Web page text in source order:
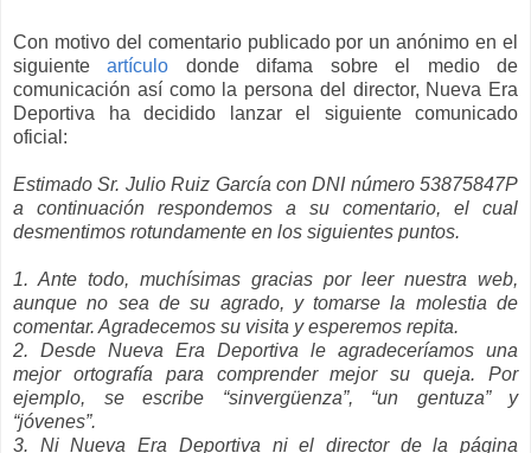
Con motivo del comentario publicado por un anónimo en el
siguienteartículo donde difama sobre el medio de
comunicación así como la persona del director, Nueva Era
Deportiva ha decidido lanzar el siguiente comunicado
oficial:
Estimado Sr. Julio Ruiz García con DNI número 53875847P
a continuación respondemos a su comentario, el cual
desmentimos rotundamente en los siguientes puntos.
1. Ante todo, muchísimas gracias por leer nuestra web,
aunque no sea de su agrado, y tomarse la molestia de
comentar. Agradecemos su visita y esperemos repita.
2. Desde Nueva Era Deportiva le agradeceríamos una
mejor ortografía para comprender mejor su queja. Por
ejemplo, se escribe “sinvergüenza”, “un gentuza” y
“jóvenes”.
3. Ni Nueva Era Deportiva ni el director de la página